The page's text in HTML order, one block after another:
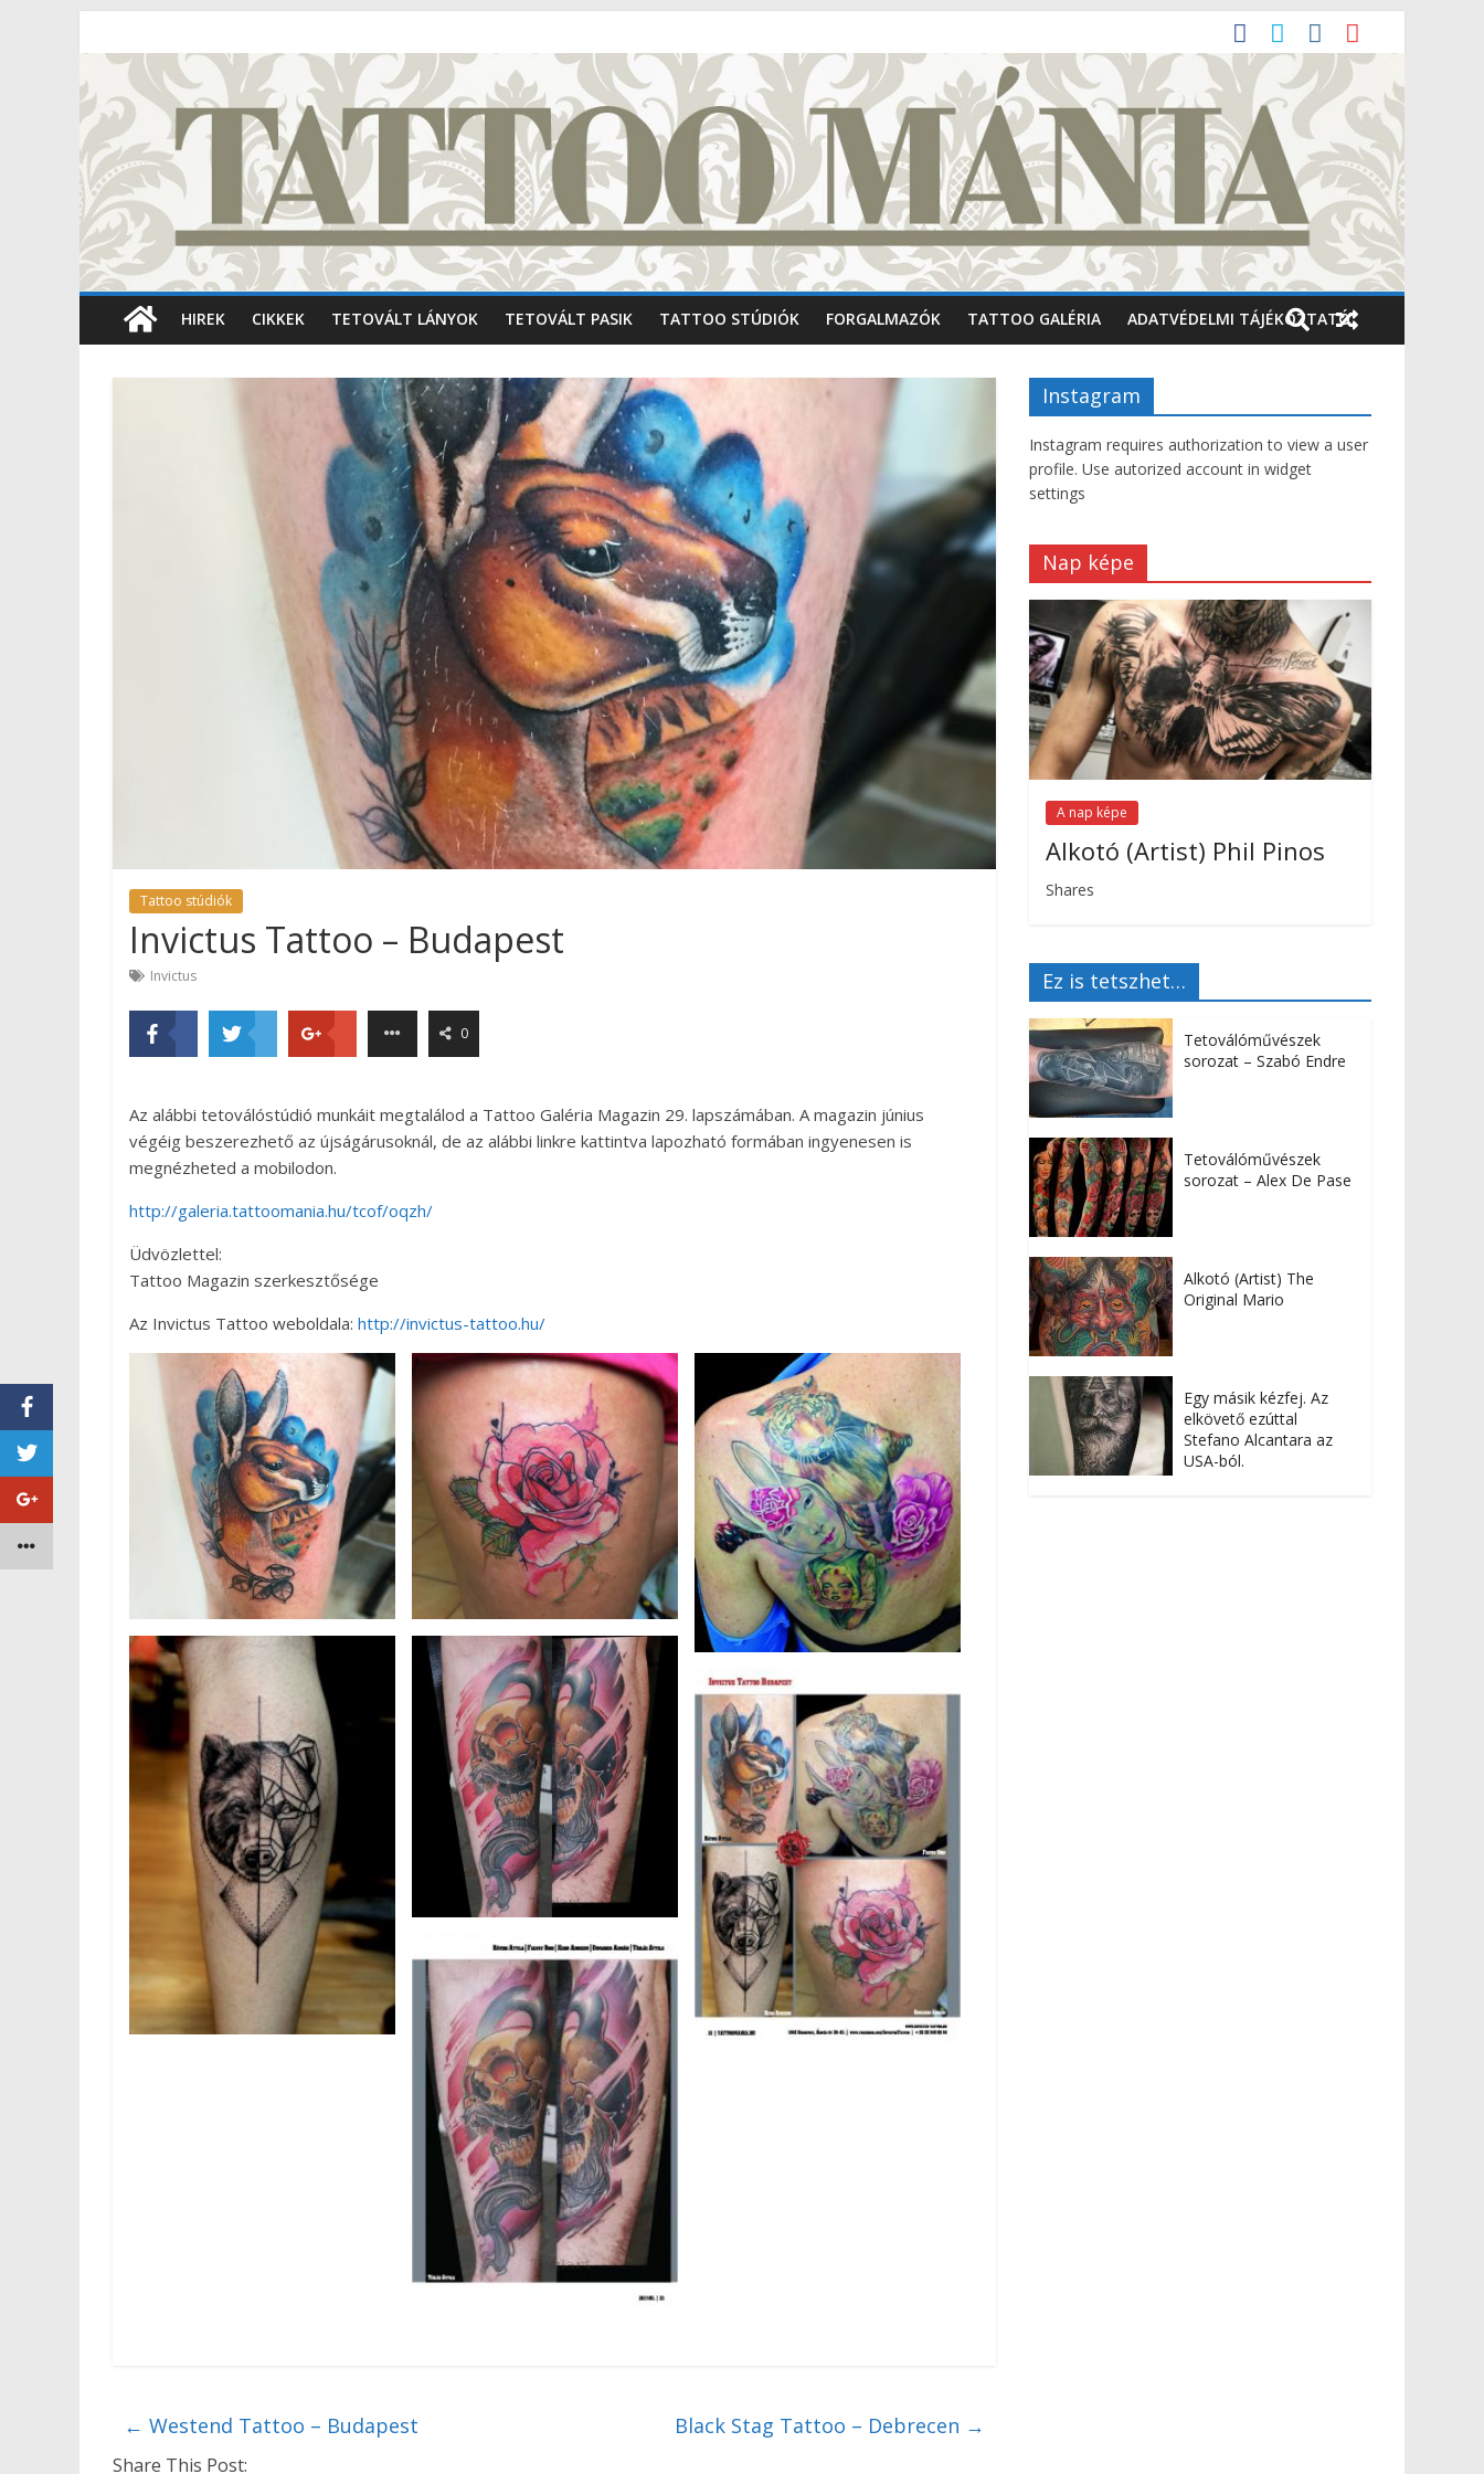
HIREK CIKKEK TETOVÁLT LÁNYOK TETOVÁLT PASIK TATTOO STÚDIÓK FORGALMAZÓK TATTOO GALÉRIA ADATVÉDELMI TÁJÉKOZTATÓ
Tattoo stúdiók
Invictus Tattoo – Budapest
Invictus
0
Az alábbi tetoválóstúdió munkáit megtalálod a Tattoo Galéria Magazin 29. lapszámában. A magazin június
végéig beszerezhető az újságárusoknál, de az alábbi linkre kattintva lapozható formában ingyenesen is
megnézheted a mobilodon.
http://galeria.tattoomania.hu/tcof/oqzh/
Üdvözlettel:
Tattoo Magazin szerkesztősége
Az Invictus Tattoo weboldala: http://invictus-tattoo.hu/
← Westend Tattoo – Budapest Black Stag Tattoo – Debrecen →
Share This Post:
Instagram
Instagram requires authorization to view a user
profile. Use autorized account in widget
settings
Nap képe
A nap képe
Alkotó (Artist) Phil Pinos
Shares
Ez is tetszhet…
Tetoválóművészek
sorozat – Szabó Endre
Tetoválóművészek
sorozat – Alex De Pase
Alkotó (Artist) The
Original Mario
Egy másik kézfej. Az
elkövető ezúttal
Stefano Alcantara az
USA-ból.